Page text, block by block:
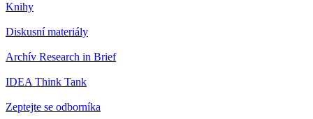
Knihy
Diskusní materiály
Archív Research in Brief
IDEA Think Tank
Zeptejte se odborníka